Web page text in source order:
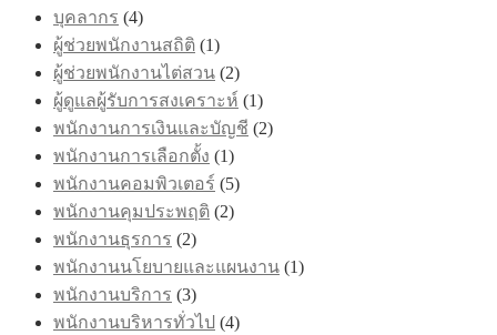
บุคลากร (4)
ผู้ช่วยพนักงานสถิติ (1)
ผู้ช่วยพนักงานไต่สวน (2)
ผู้ดูแลผู้รับการสงเคราะห์ (1)
พนักงานการเงินและบัญชี (2)
พนักงานการเลือกตั้ง (1)
พนักงานคอมพิวเตอร์ (5)
พนักงานคุมประพฤติ (2)
พนักงานธุรการ (2)
พนักงานนโยบายและแผนงาน (1)
พนักงานบริการ (3)
พนักงานบริหารทั่วไป (4)